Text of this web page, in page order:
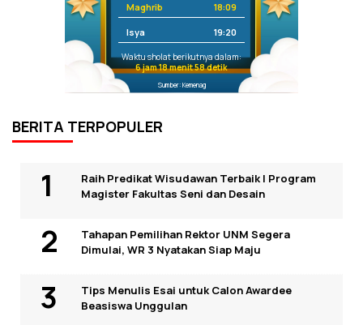
Maghrib 18:09
Isya 19:20
Waktu sholat berikutnya dalam:
6 jam 18 menit 58 detik
Sumber: Kemenag
BERITA TERPOPULER
Raih Predikat Wisudawan Terbaik I Program
Magister Fakultas Seni dan Desain
Tahapan Pemilihan Rektor UNM Segera
Dimulai, WR 3 Nyatakan Siap Maju
Tips Menulis Esai untuk Calon Awardee
Beasiswa Unggulan